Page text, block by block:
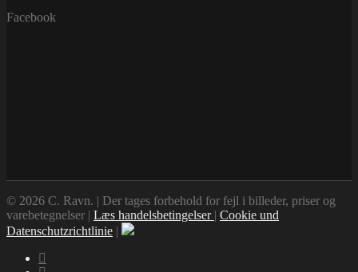
Facebook
© 2026 C. Ravn. | Der tages forbehold for fejl i billeder, priser og
varebetegnelser | Læs handelsbetingelser | Cookie und
Datenschutzrichtlinie |